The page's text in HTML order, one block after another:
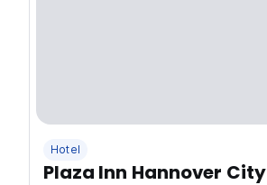
Hotel
Plaza Inn Hannover City